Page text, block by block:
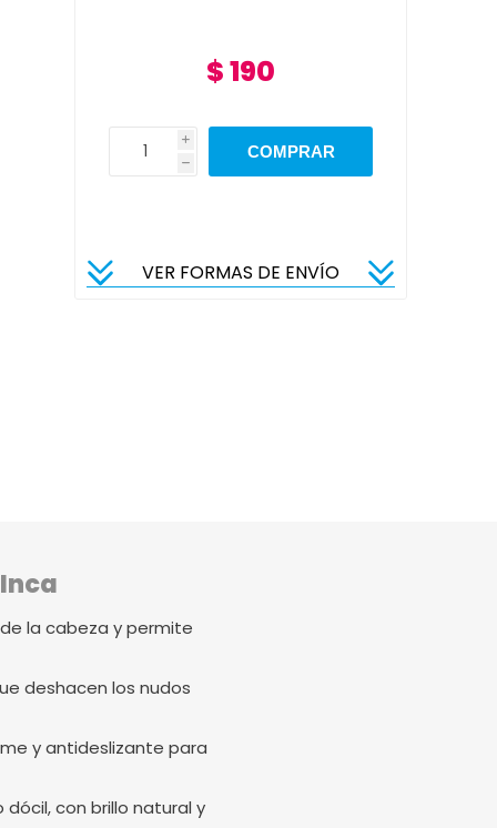
$ 190
i
h
VER FORMAS DE ENVÍO
la cabeza y permite
deshacen los nudos
y antideslizante para
con brillo natural y